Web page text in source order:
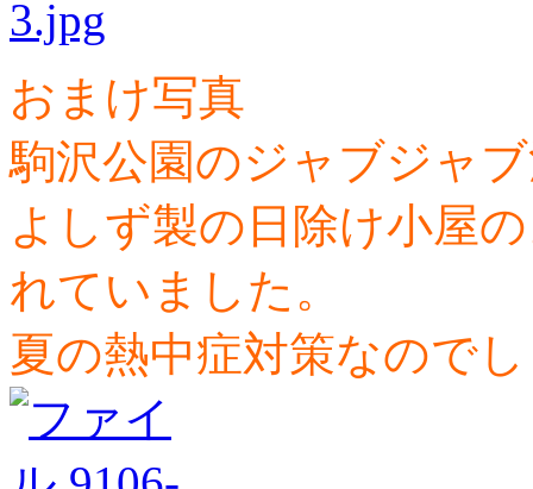
おまけ写真
駒沢公園のジャブジャ
よしず製の日除け小屋
れていました。
夏の熱中症対策なので